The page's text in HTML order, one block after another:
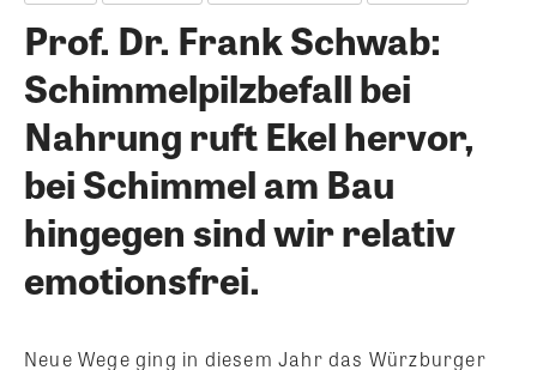
Prof. Dr. Frank Schwab:
Schimmelpilzbefall bei
Nahrung ruft Ekel hervor,
bei Schimmel am Bau
hingegen sind wir relativ
emotionsfrei.
Neue Wege ging in diesem Jahr das Würzburger